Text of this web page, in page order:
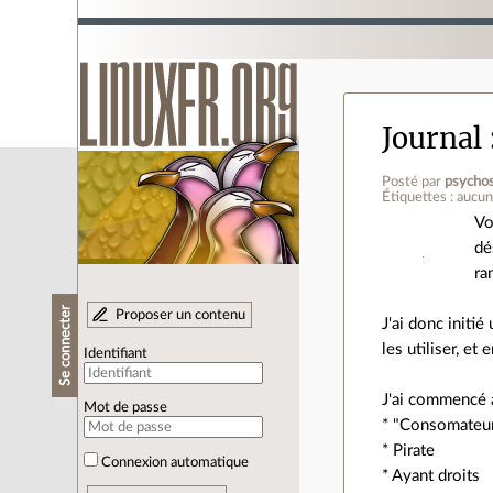
Se connecter Proposer un contenu
Identifiant
Mot de passe
Connexion automatique
Journal
Posté par
Étiquettes :
J'ai donc initié
les utiliser, et
J'ai
*
* Pirate
* Ayant droits